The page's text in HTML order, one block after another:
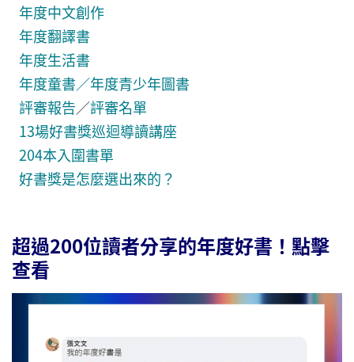
年度中文創作
年度翻譯書
年度生活書
年度童書／年度青少年圖書
評審報告／評審名單
13場好書獎巡迴導讀講座
204本入圍書單
好書獎是怎麼選出來的？
超過200位讀者分享的年度好書！點擊
查看